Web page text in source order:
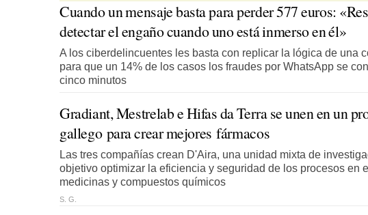
Cuando un mensaje basta para perder 577 euros:
detectar el engaño cuando uno está inmerso en él»
A los ciberdelincuentes les basta con replicar la lógica de una
para que un 14% de los casos los fraudes por WhatsApp se
cinco minutos
Gradiant, Mestrelab e Hifas da Terra se unen en un
gallego para crear mejores fármacos
Las tres compañías crean D'Aira, una unidad mixta de
objetivo optimizar la eficiencia y seguridad de los procesos en
medicinas y compuestos químicos
S. G.